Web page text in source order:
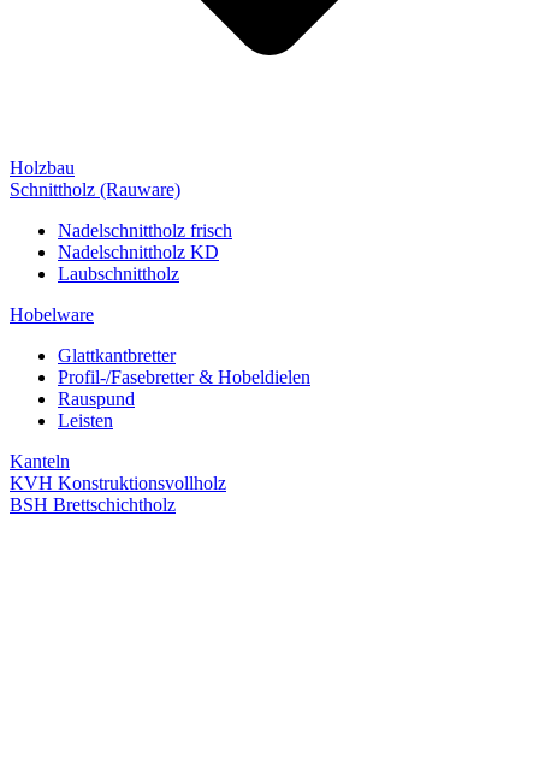
Holzbau
Schnittholz (Rauware)
Nadelschnittholz frisch
Nadelschnittholz KD
Laubschnittholz
Hobelware
Glattkantbretter
Profil-/Fasebretter & Hobeldielen
Rauspund
Leisten
Kanteln
KVH Konstruktionsvollholz
BSH Brettschichtholz